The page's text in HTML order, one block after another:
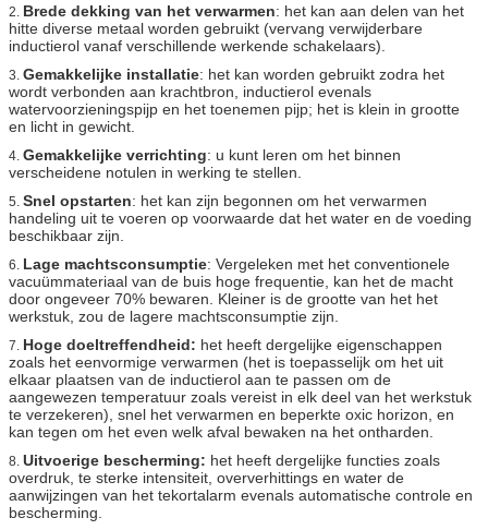
2. Brede dekking van het verwarmen: het kan aan delen van het
hitte diverse metaal worden gebruikt (vervang verwijderbare
inductierol vanaf verschillende werkende schakelaars).
3. Gemakkelijke installatie: het kan worden gebruikt zodra het
wordt verbonden aan krachtbron, inductierol evenals
watervoorzieningspijp en het toenemen pijp; het is klein in grootte
en licht in gewicht.
4. Gemakkelijke verrichting: u kunt leren om het binnen
verscheidene notulen in werking te stellen.
5. Snel opstarten: het kan zijn begonnen om het verwarmen
handeling uit te voeren op voorwaarde dat het water en de voeding
beschikbaar zijn.
6. Lage machtsconsumptie: Vergeleken met het conventionele
vacuümmateriaal van de buis hoge frequentie, kan het de macht
door ongeveer 70% bewaren. Kleiner is de grootte van het het
werkstuk, zou de lagere machtsconsumptie zijn.
7. Hoge doeltreffendheid: het heeft dergelijke eigenschappen
zoals het eenvormige verwarmen (het is toepasselijk om het uit
elkaar plaatsen van de inductierol aan te passen om de
aangewezen temperatuur zoals vereist in elk deel van het werkstuk
te verzekeren), snel het verwarmen en beperkte oxic horizon, en
kan tegen om het even welk afval bewaken na het ontharden.
8. Uitvoerige bescherming: het heeft dergelijke functies zoals
overdruk, te sterke intensiteit, oververhittings en water de
aanwijzingen van het tekortalarm evenals automatische controle en
bescherming.